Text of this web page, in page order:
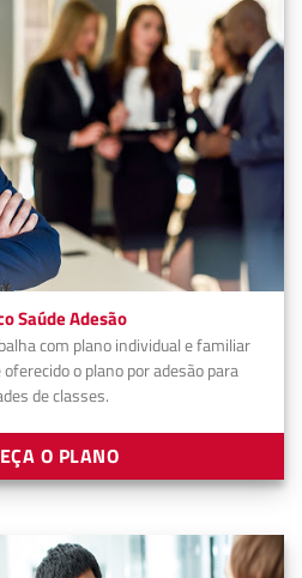
Saúde Adesão
com plano individual e familiar
o plano por adesão para
de classes.
O PLANO